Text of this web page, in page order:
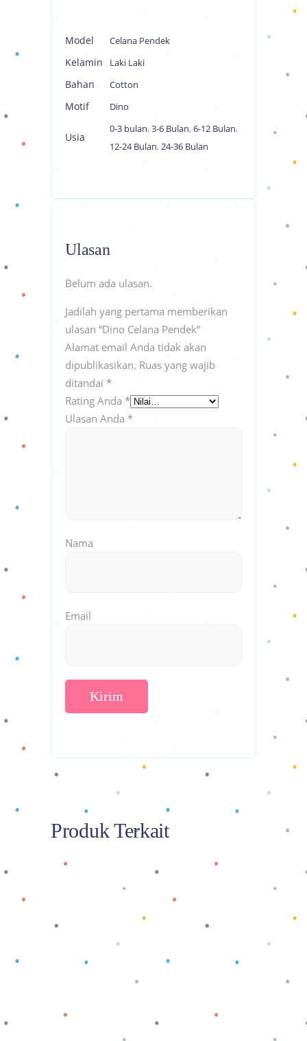
Model Celana Pendek
Kelamin Laki Laki
Bahan Cotton
Motif Dino
Usia
0-3 bulan, 3-6 Bulan, 6-12 Bulan,
12-24 Bulan, 24-36 Bulan
Ulasan
Belum ada ulasan.
Jadilah yang pertama memberikan
ulasan “Dino Celana Pendek”
Alamat email Anda tidak akan
dipublikasikan. Ruas yang wajib
ditandai *
Rating Anda *
Ulasan Anda *
Nama
Email
Produk Terkait